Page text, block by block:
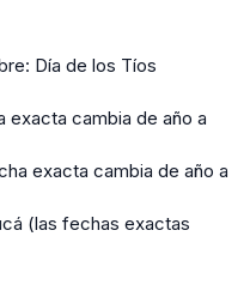
Día de los Tíos
exacta cambia de año a
exacta cambia de año a
(las fechas exactas